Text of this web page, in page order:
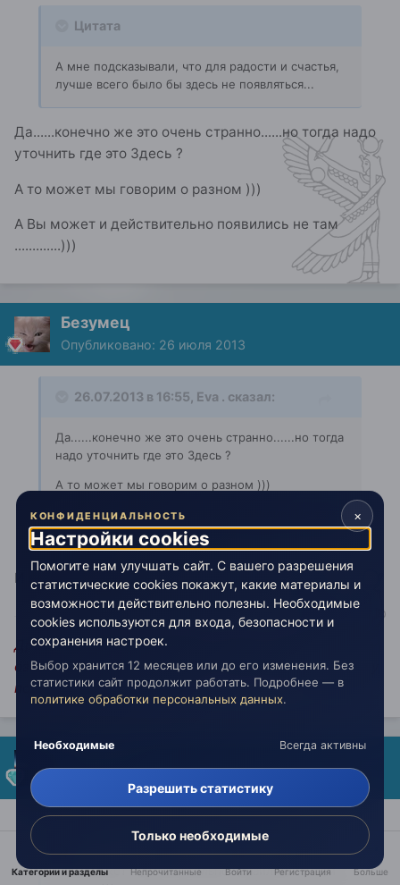
Цитата
А мне подсказывали, что для радости и счастья,
лучше всего было бы здесь не появляться...
Да......конечно же это очень странно......но тогда надо
уточнить где это Здесь ?
А то может мы говорим о разном )))
А Вы может и действительно появились не там
.............)))
Безумец
Опубликовано: 26 июля 2013
26.07.2013 в 16:55, Eva . сказал:
Да......конечно же это очень странно......но тогда
надо уточнить где это Здесь ?
А то может мы говорим о разном )))
А Вы может и действительно появились не там
.............)))
И не оттуда.
Древняя китайская мудрость гласит: «НИ СЫ!», что
означает: «Будь безмятежен, словно цветок лотоса у
подножия храма истины»
AlexStone
А Вы может и действительно появились не там
Категории и разделы Непрочитанные Войти Регистрация Больше
×
КОНФИДЕНЦИАЛЬНОСТЬ
Настройки cookies
Помогите нам улучшать сайт. С вашего разрешения
статистические cookies покажут, какие материалы и
возможности действительно полезны. Необходимые
cookies используются для входа, безопасности и
сохранения настроек.
Выбор хранится 12 месяцев или до его изменения. Без
статистики сайт продолжит работать. Подробнее — в
политике обработки персональных данных.
Необходимые Всегда активны
Разрешить статистику
Только необходимые